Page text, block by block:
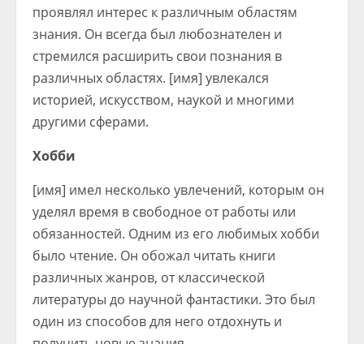
проявлял интерес к различным областям
знания. Он всегда был любознателен и
стремился расширить свои познания в
различных областях. [имя] увлекался
историей, искусством, наукой и многими
другими сферами.
Хобби
[имя] имел несколько увлечений, которым он
уделял время в свободное от работы или
обязанностей. Одним из его любимых хобби
было чтение. Он обожал читать книги
различных жанров, от классической
литературы до научной фантастики. Это был
один из способов для него отдохнуть и